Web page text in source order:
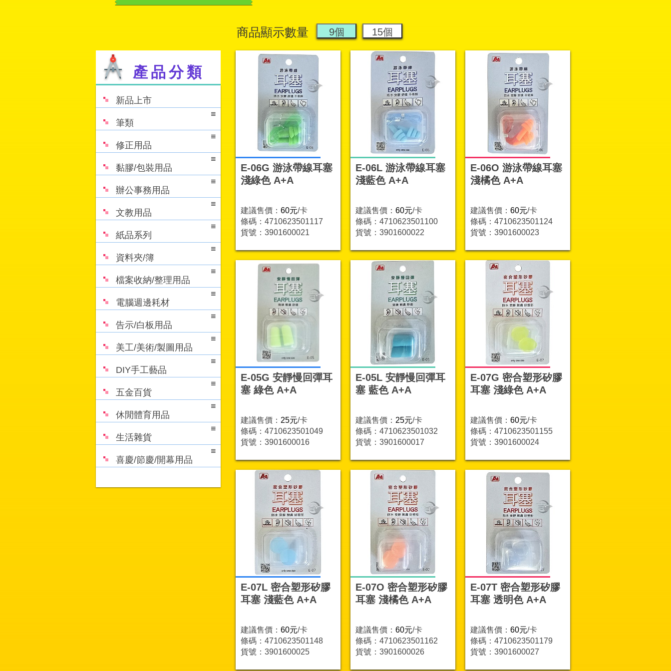
產品分類
新品上市
筆類
修正用品
黏膠/包裝用品
辦公事務用品
文教用品
紙品系列
資料夾/簿
檔案收納/整理用品
電腦週邊耗材
告示/白板用品
美工/美術/製圖用品
DIY手工藝品
五金百貨
休閒體育用品
生活雜貨
喜慶/節慶/開幕用品
商品顯示數量
E-06G 游泳帶線耳塞
淺綠色 A+A
建議售價： 60元/卡
條碼：4710623501117
貨號：3901600021
E-06L 游泳帶線耳塞
淺藍色 A+A
建議售價： 60元/卡
條碼：4710623501100
貨號：3901600022
E-06O 游泳帶線耳塞
淺橘色 A+A
建議售價： 60元/卡
條碼：4710623501124
貨號：3901600023
E-05G 安靜慢回彈耳
塞 綠色 A+A
建議售價： 25元/卡
條碼：4710623501049
貨號：3901600016
E-05L 安靜慢回彈耳
塞 藍色 A+A
建議售價： 25元/卡
條碼：4710623501032
貨號：3901600017
E-07G 密合塑形矽膠
耳塞 淺綠色 A+A
建議售價： 60元/卡
條碼：4710623501155
貨號：3901600024
E-07L 密合塑形矽膠
耳塞 淺藍色 A+A
建議售價： 60元/卡
條碼：4710623501148
貨號：3901600025
E-07O 密合塑形矽膠
耳塞 淺橘色 A+A
建議售價： 60元/卡
條碼：4710623501162
貨號：3901600026
E-07T 密合塑形矽膠
耳塞 透明色 A+A
建議售價： 60元/卡
條碼：4710623501179
貨號：3901600027